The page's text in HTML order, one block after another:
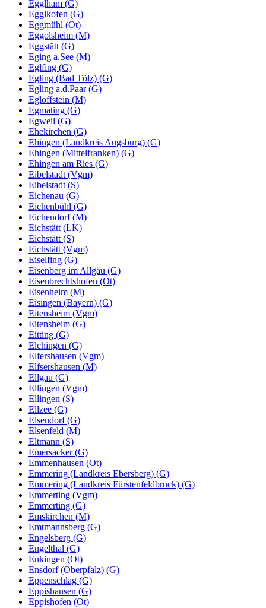
Egglham (G)
Egglkofen (G)
Eggmühl (Ot)
Eggolsheim (M)
Eggstätt (G)
Eging a.See (M)
Eglfing (G)
Egling (Bad Tölz) (G)
Egling a.d.Paar (G)
Egloffstein (M)
Egmating (G)
Egweil (G)
Ehekirchen (G)
Ehingen (Landkreis Augsburg) (G)
Ehingen (Mittelfranken) (G)
Ehingen am Ries (G)
Eibelstadt (Vgm)
Eibelstadt (S)
Eichenau (G)
Eichenbühl (G)
Eichendorf (M)
Eichstätt (LK)
Eichstätt (S)
Eichstätt (Vgm)
Eiselfing (G)
Eisenberg im Allgäu (G)
Eisenbrechtshofen (Ot)
Eisenheim (M)
Eisingen (Bayern) (G)
Eitensheim (Vgm)
Eitensheim (G)
Eitting (G)
Elchingen (G)
Elfershausen (Vgm)
Elfsershausen (M)
Ellgau (G)
Ellingen (Vgm)
Ellingen (S)
Ellzee (G)
Elsendorf (G)
Elsenfeld (M)
Eltmann (S)
Emersacker (G)
Emmenhausen (Ot)
Emmering (Landkreis Ebersberg) (G)
Emmering (Landkreis Fürstenfeldbruck) (G)
Emmerting (Vgm)
Emmerting (G)
Emskirchen (M)
Emtmannsberg (G)
Engelsberg (G)
Engelthal (G)
Enkingen (Ot)
Ensdorf (Oberpfalz) (G)
Eppenschlag (G)
Eppishausen (G)
Eppishofen (Ot)